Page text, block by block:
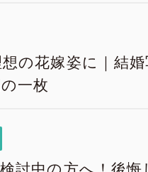
の花嫁姿に｜結
一枚
討中の方へ！後